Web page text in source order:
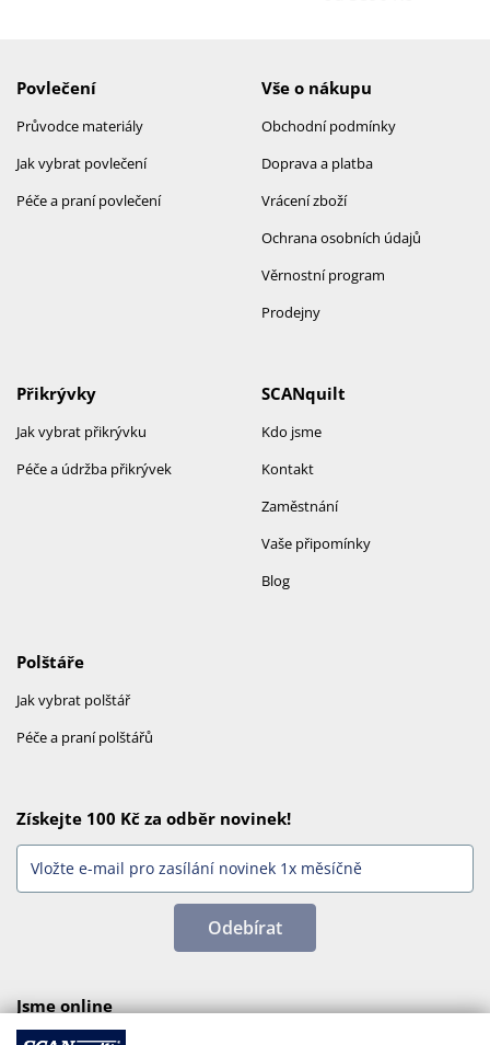
Povlečení
Průvodce materiály
Jak vybrat povlečení
Péče a praní povlečení
Vše o nákupu
Obchodní podmínky
Doprava a platba
Vrácení zboží
Ochrana osobních údajů
Věrnostní program
Prodejny
SCANquilt
Kdo jsme
Kontakt
Zaměstnání
Vaše připomínky
Blog
Přikrývky
Jak vybrat přikrývku
Péče a údržba přikrývek
Polštáře
Jak vybrat polštář
Péče a praní polštářů
Získejte 100 Kč za odběr novinek!
Odebírat
Jsme online